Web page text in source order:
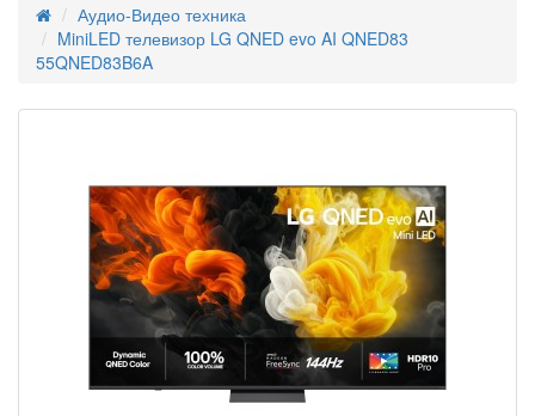
Аудио-Видео техника
MiniLED телевизор LG QNED evo AI QNED83
55QNED83B6A